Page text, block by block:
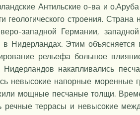
Антильские о-ва и
строения. Страна
западной Германии,
Нидерландах. Этим объясняется
рельефа большое
накапливались
невысокие напорные
мощные песчаные толщи.
террасы и невысокие